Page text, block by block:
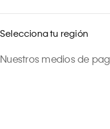
Selecciona tu región
Nuestros medios de